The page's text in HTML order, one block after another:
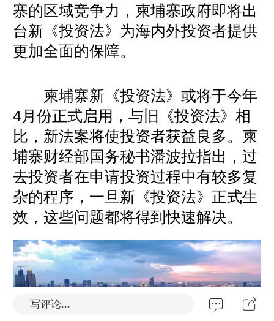
寨的区域竞争力，柬埔寨政府即将出
台新《投资法》为海内外投资者提供
更加全面的保障。
柬埔寨新《投资法》或将于今年
4月份正式启用，与旧《投资法》相
比，新法案将使投资者获益良多。柬
埔寨财经部国务秘书潘波拉指出，过
去投资者在申请投资过程中有较多复
杂的程序，一旦新《投资法》正式生
效，这些问题都将得到快速解决。
写评论...